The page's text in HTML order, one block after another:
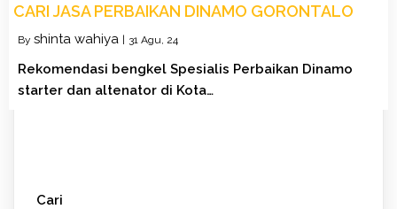
CARI JASA PERBAIKAN DINAMO GORONTALO
By shinta wahiya | 31 Agu, 24
Rekomendasi bengkel Spesialis Perbaikan Dinamo
starter dan altenator di Kota…
Cari